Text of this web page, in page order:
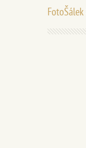
FotoŠálek